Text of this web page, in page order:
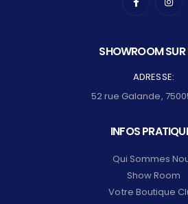
SHOWROOM SUR
ADRESSE:
52 rue Galande,
INFOS
Qui Sommes
Show Room
Votre Boutique